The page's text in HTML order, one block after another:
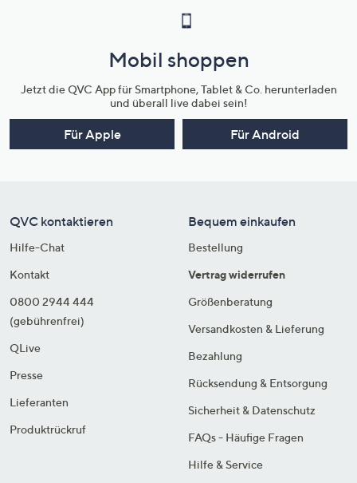
Mobil shoppen
Jetzt die QVC App für Smartphone, Tablet & Co. herunterladen
und überall live dabei sein!
Für Apple Für Android
QVC kontaktieren
Hilfe-Chat
Kontakt
0800 2944 444
(gebührenfrei)
QLive
Presse
Lieferanten
Produktrückruf
Bequem einkaufen
Bestellung
Vertrag widerrufen
Größenberatung
Versandkosten & Lieferung
Bezahlung
Rücksendung & Entsorgung
Sicherheit & Datenschutz
FAQs - Häufige Fragen
Hilfe & Service